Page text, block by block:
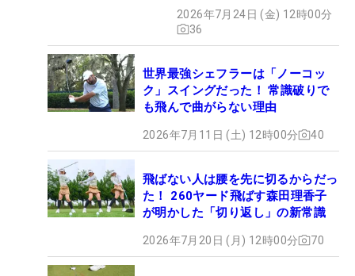
2026年7月24日 (金) 12時00分
36
世界最強シェフラーは「ノーコッ
ク」スイングだった！ 常識破りで
も飛んで曲がらない理由
2026年7月11日 (土) 12時00分 40
飛ばない人は腰を先に切るからだっ
た！ 260ヤード飛ばす森田理香子
が明かした「切り返し」の新常識
2026年7月20日 (月) 12時00分 70